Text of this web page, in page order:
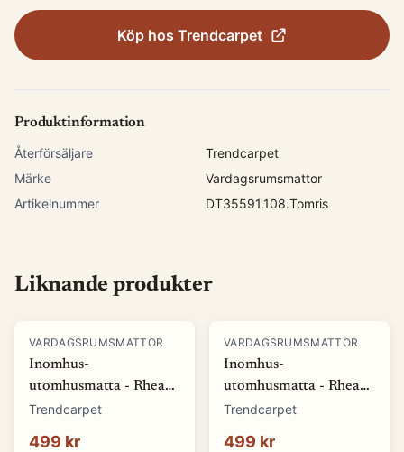
Köp hos Trendcarpet
Produktinformation
Återförsäljare
Trendcarpet
Märke
Vardagsrumsmattor
Artikelnummer
DT35591.108.Tomris
Liknande produkter
VARDAGSRUMSMATTOR
Inomhus-
utomhusmatta - Rhea
(vit) (Storlek: 80 x 150
Trendcarpet
499 kr
VARDAGSRUMSMATTOR
Inomhus-
utomhusmatta - Rhea
(beige) (Storlek: 80 x
Trendcarpet
499 kr